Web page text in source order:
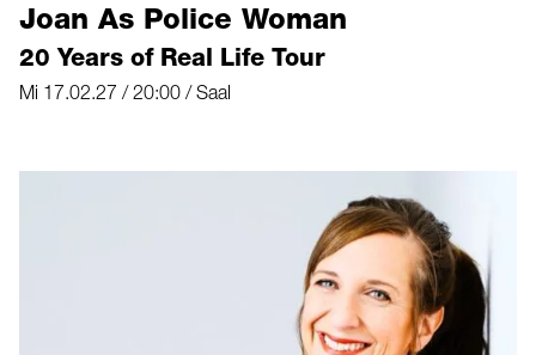
Joan As Police Woman
20 Years of Real Life Tour
Mi 17.02.27 / 20:00 / Saal